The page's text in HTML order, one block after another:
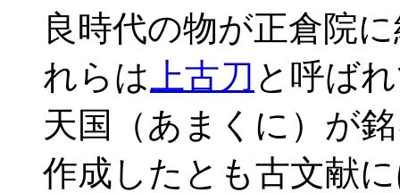
良時代の物が正倉院
れらは 上古刀 と呼ば
天国（あまくに）が
作成したとも古文献